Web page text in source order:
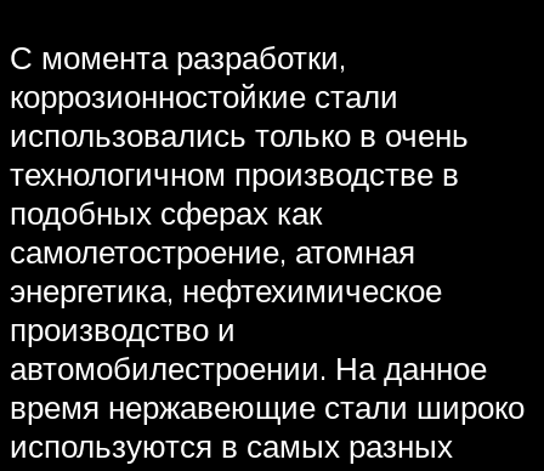
С момента разработки,
коррозионностойкие стали
использовались только в очень
технологичном производстве в
подобных сферах как
самолетостроение, атомная
энергетика, нефтехимическое
производство и
автомобилестроении. На данное
время нержавеющие стали широко
используются в самых разных